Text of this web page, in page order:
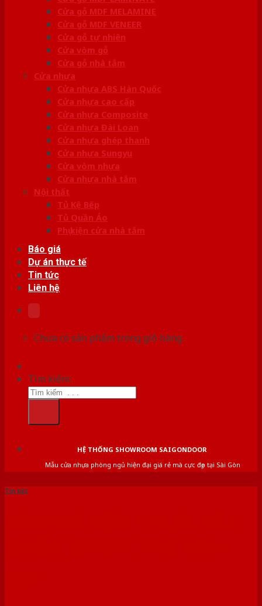
Cửa gỗ MDF MELAMINE
Cửa gỗ MDF VENEER
Cửa gỗ tự nhiên
Cửa vòm gỗ
Cửa gỗ nhà tắm
Cửa nhựa
Cửa nhựa ABS Hàn Quốc
Cửa nhựa cao cấp
Cửa nhựa Composite
Cửa nhựa Đài Loan
Cửa nhựa ghép thanh
Cửa nhựa Sungyu
Cửa vòm nhựa
Cửa nhựa nhà tắm
Nội thất
Tủ Kệ Bếp
Tủ Quần Áo
Phụ kiện cửa nhà tắm
Báo giá
Dự án thực tế
Tin tức
Liên hệ
Chưa có sản phẩm trong giỏ hàng.
Tìm kiếm:
HỆ THỐNG SHOWROOM SAIGONDOOR
Mẫu cửa nhựa phòng ngủ hiện đại giá rẻ mà cực đẹp tại Sài Gòn
Tin tức